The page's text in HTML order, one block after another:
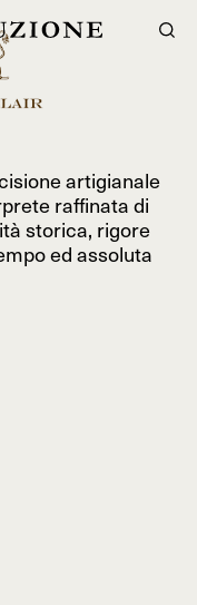
artigianale
raffinata di
storica, rigore
ed assoluta